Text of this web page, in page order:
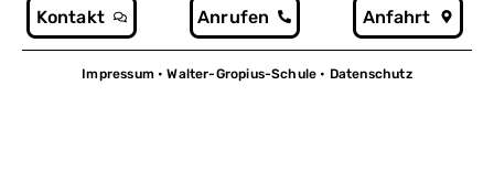
Kontakt Anrufen Anfahrt
Impressum• Walter-Gropius-Schule • Datenschutz